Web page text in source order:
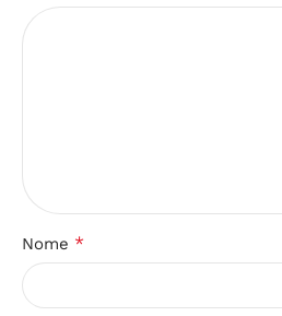
Nome *